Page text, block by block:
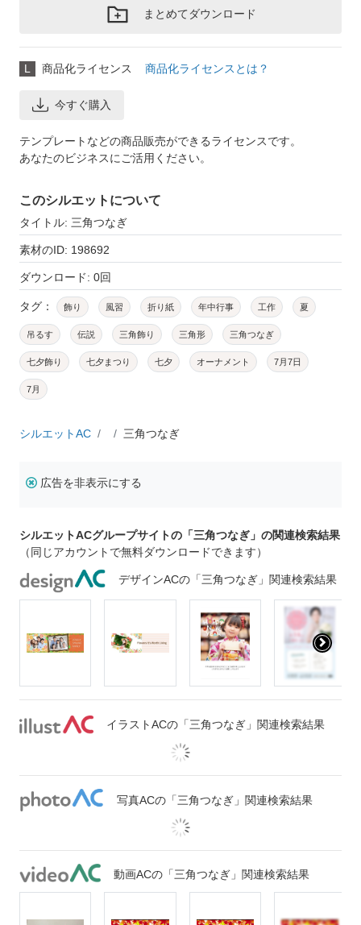
まとめてダウンロード
L 商品化ライセンス 商品化ライセンスとは？
今すぐ購入
テンプレートなどの商品販売ができるライセンスです。
あなたのビジネスにご活用ください。
このシルエットについて
タイトル: 三角つなぎ
素材のID: 198692
ダウンロード: 0回
タグ： 飾り 風習 折り紙 年中行事 工作 夏
吊るす 伝説 三角飾り 三角形 三角つなぎ
七夕飾り 七夕まつり 七夕 オーナメント 7月7日
7月
シルエットAC 三角つなぎ
広告を非表示にする
シルエットACグループサイトの「三角つなぎ」の関連検索結果
（同じアカウントで無料ダウンロードできます）
デザインACの「三角つなぎ」関連検索結果
イラストACの「三角つなぎ」関連検索結果
写真ACの「三角つなぎ」関連検索結果
動画ACの「三角つなぎ」関連検索結果